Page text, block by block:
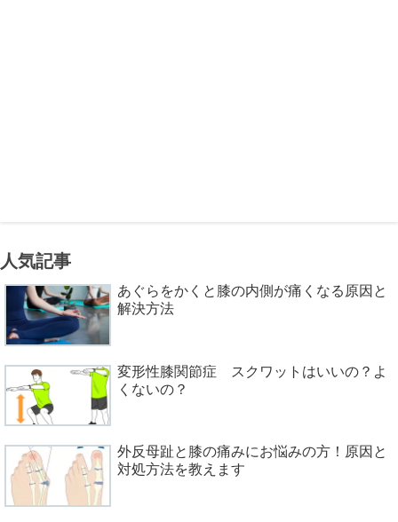
人気記事
あぐらをかくと膝の内側が痛くなる原因と
解決方法
変形性膝関節症 スクワットはいいの？よ
くないの？
外反母趾と膝の痛みにお悩みの方！原因と
対処方法を教えます